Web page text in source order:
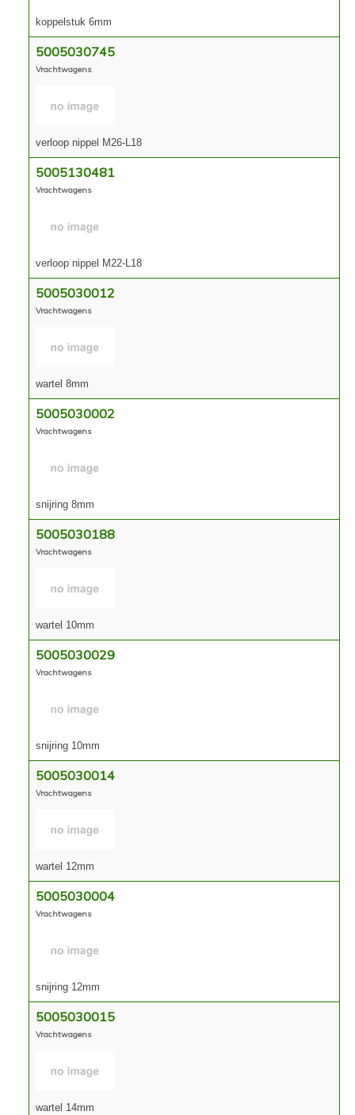
koppelstuk 6mm
5005030745
Vrachtwagens
verloop nippel M26-L18
5005130481
Vrachtwagens
verloop nippel M22-L18
5005030012
Vrachtwagens
wartel 8mm
5005030002
Vrachtwagens
snijring 8mm
5005030188
Vrachtwagens
wartel 10mm
5005030029
Vrachtwagens
snijring 10mm
5005030014
Vrachtwagens
wartel 12mm
5005030004
Vrachtwagens
snijring 12mm
5005030015
Vrachtwagens
wartel 14mm